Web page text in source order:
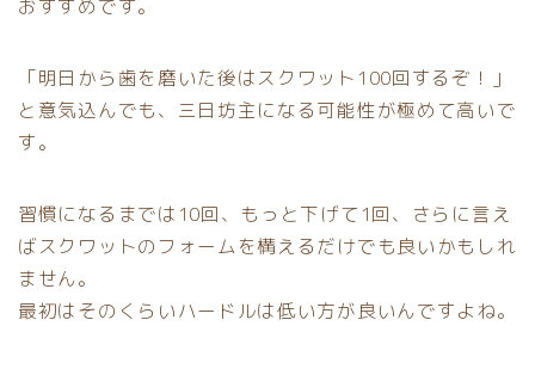
おすすめです。
「明日から歯を磨いた後はスクワット100回するぞ！」
と意気込んでも、三日坊主になる可能性が極めて高いで
す。
習慣になるまでは10回、もっと下げて1回、さらに言え
ばスクワットのフォームを構えるだけでも良いかもしれ
ません。
最初はそのくらいハードルは低い方が良いんですよね。